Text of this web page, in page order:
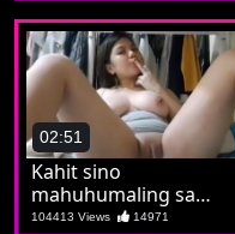
02:51
Kahit sino
mahuhumaling sa
asset ni Gingging
104413 Views 14971